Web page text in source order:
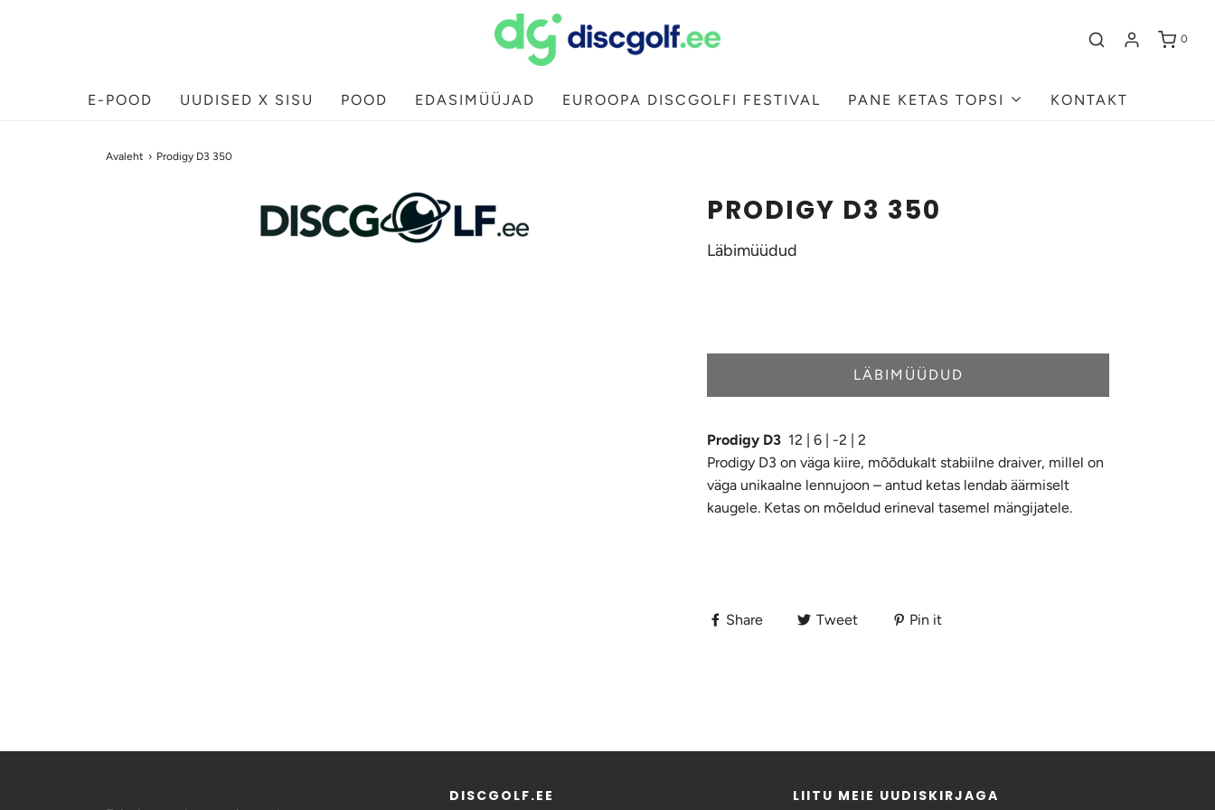
0
E-POOD UUDISED X SISU POOD EDASIMÜÜJAD EUROOPA DISCGOLFI FESTIVAL PANE KETAS TOPSI KONTAKT
Avaleht › Prodigy D3 350
PRODIGY D3 350
Läbimüüdud
LÄBIMÜÜDUD
Prodigy D3 12 | 6 | -2 | 2
Prodigy D3 on väga kiire, mõõdukalt stabiilne draiver, millel on
väga unikaalne lennujoon – antud ketas lendab äärmiselt
kaugele. Ketas on mõeldud erineval tasemel mängijatele.
Share Tweet Pin it
DISCGOLF.EE LIITU MEIE UUDISKIRJAGA